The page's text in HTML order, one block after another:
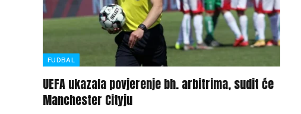
FUDBAL
UEFA ukazala povjerenje bh. arbitrima, sudit će
Manchester Cityju